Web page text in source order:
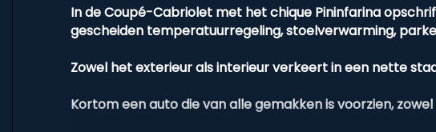
In de Coupé-Cabriolet met het chique Pininfarina
gescheiden temperatuurregeling, stoelverwarming,
Zowel het exterieur als interieur verkeert in een nette
Kortom een auto die van alle gemakken is voorzien,